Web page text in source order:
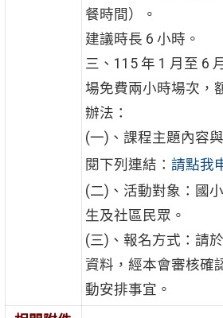
餐時間）。
建議時長 6 小時。
三、115 年 1 月至 6
場免費兩小時場次，
辦法：
(一)、課程主題內容
閱下列連結： 請點我
(二)、活動對象：國
生及社區民眾。
(三)、報名方式：請
資料，經本會審核確
動安排事宜。